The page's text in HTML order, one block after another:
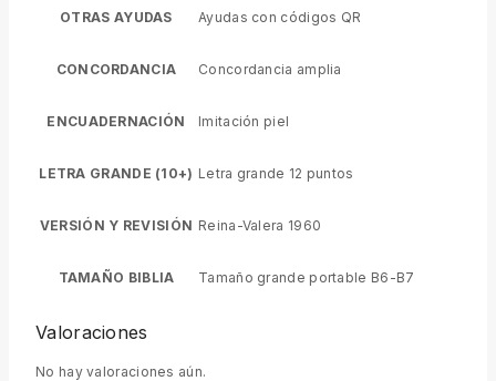
OTRAS AYUDAS Ayudas con códigos QR
CONCORDANCIA Concordancia amplia
ENCUADERNACIÓN Imitación piel
LETRA GRANDE (10+) Letra grande 12 puntos
VERSIÓN Y REVISIÓN Reina-Valera 1960
TAMAÑO BIBLIA Tamaño grande portable B6-B7
Valoraciones
No hay valoraciones aún.